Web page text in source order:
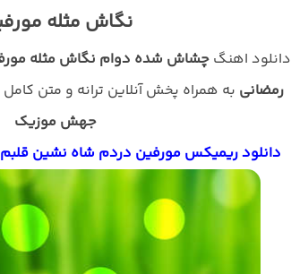
نگاش مثله
دانلود اهنگ چشاش شده دوام نگاش مثله
رمضانی به همراه پخش آنلاین ترانه و متن کامل
جهش موزیک
دانلود ریمیکس مورفین دردم شاه نشین قلبم